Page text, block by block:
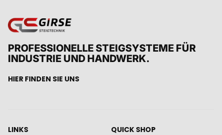
PROFESSIONELLE STEIGSYSTEME FÜR
INDUSTRIE UND HANDWERK.
HIER FINDEN SIE UNS
LINKS QUICK SHOP